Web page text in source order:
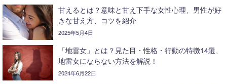
甘えるとは？意味と甘え下手な女性心理、男性が好
きな甘え方、コツを紹介
2025年5月4日
「地雷女」とは？見た目・性格・行動の特徴14選、
地雷女にならない方法を解説！
2024年6月22日